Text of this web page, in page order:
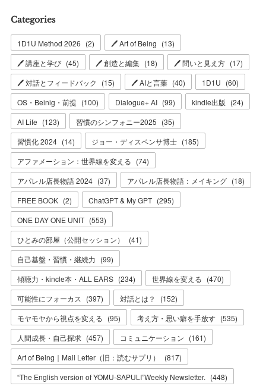
Categories
1D1U Method 2026 (2) 🖊 Art of Being (13)
🖊 講座と学び (45) 🖊 創造と編集 (18) 🖊 問いと見え方 (17)
🖊 対話とフィードバック
(15) 🖊 AIと言葉 (40) 1D1U (60)
OS・Beinig・前提 (100) Dialogue+ AI (99) kindle出版 (24)
AI Life (123) 習慣のシンフォニー2025 (35)
習慣化 2024 (14) ジョー・ディスペンサ博士 (185)
アファメーション：世界線を変える (74)
アパレル店長物語 2024 (37) アパレル店長物語：メイキング (18)
FREE BOOK (2) ChatGPT & My GPT (295)
ONE DAY ONE UNIT (553)
ひとみの部屋（公開セッション）
(41)
自己基盤・習慣・継続力 (99)
傾聴力・kincle本・ALL EARS (234) 世界線を変える (470)
可能性にフォーカス
(397) 対話とは？ (152)
モヤモヤから視点を変える (95) 考え方・思い癖を手放す (535)
人間成長・自己探求 (457) コミュニケーション (161)
Art of Being｜Mail Letter（旧：読むサプリ）
(817)
“The English version of YOMU-SAPULI”Weekly Newsletter. (448)